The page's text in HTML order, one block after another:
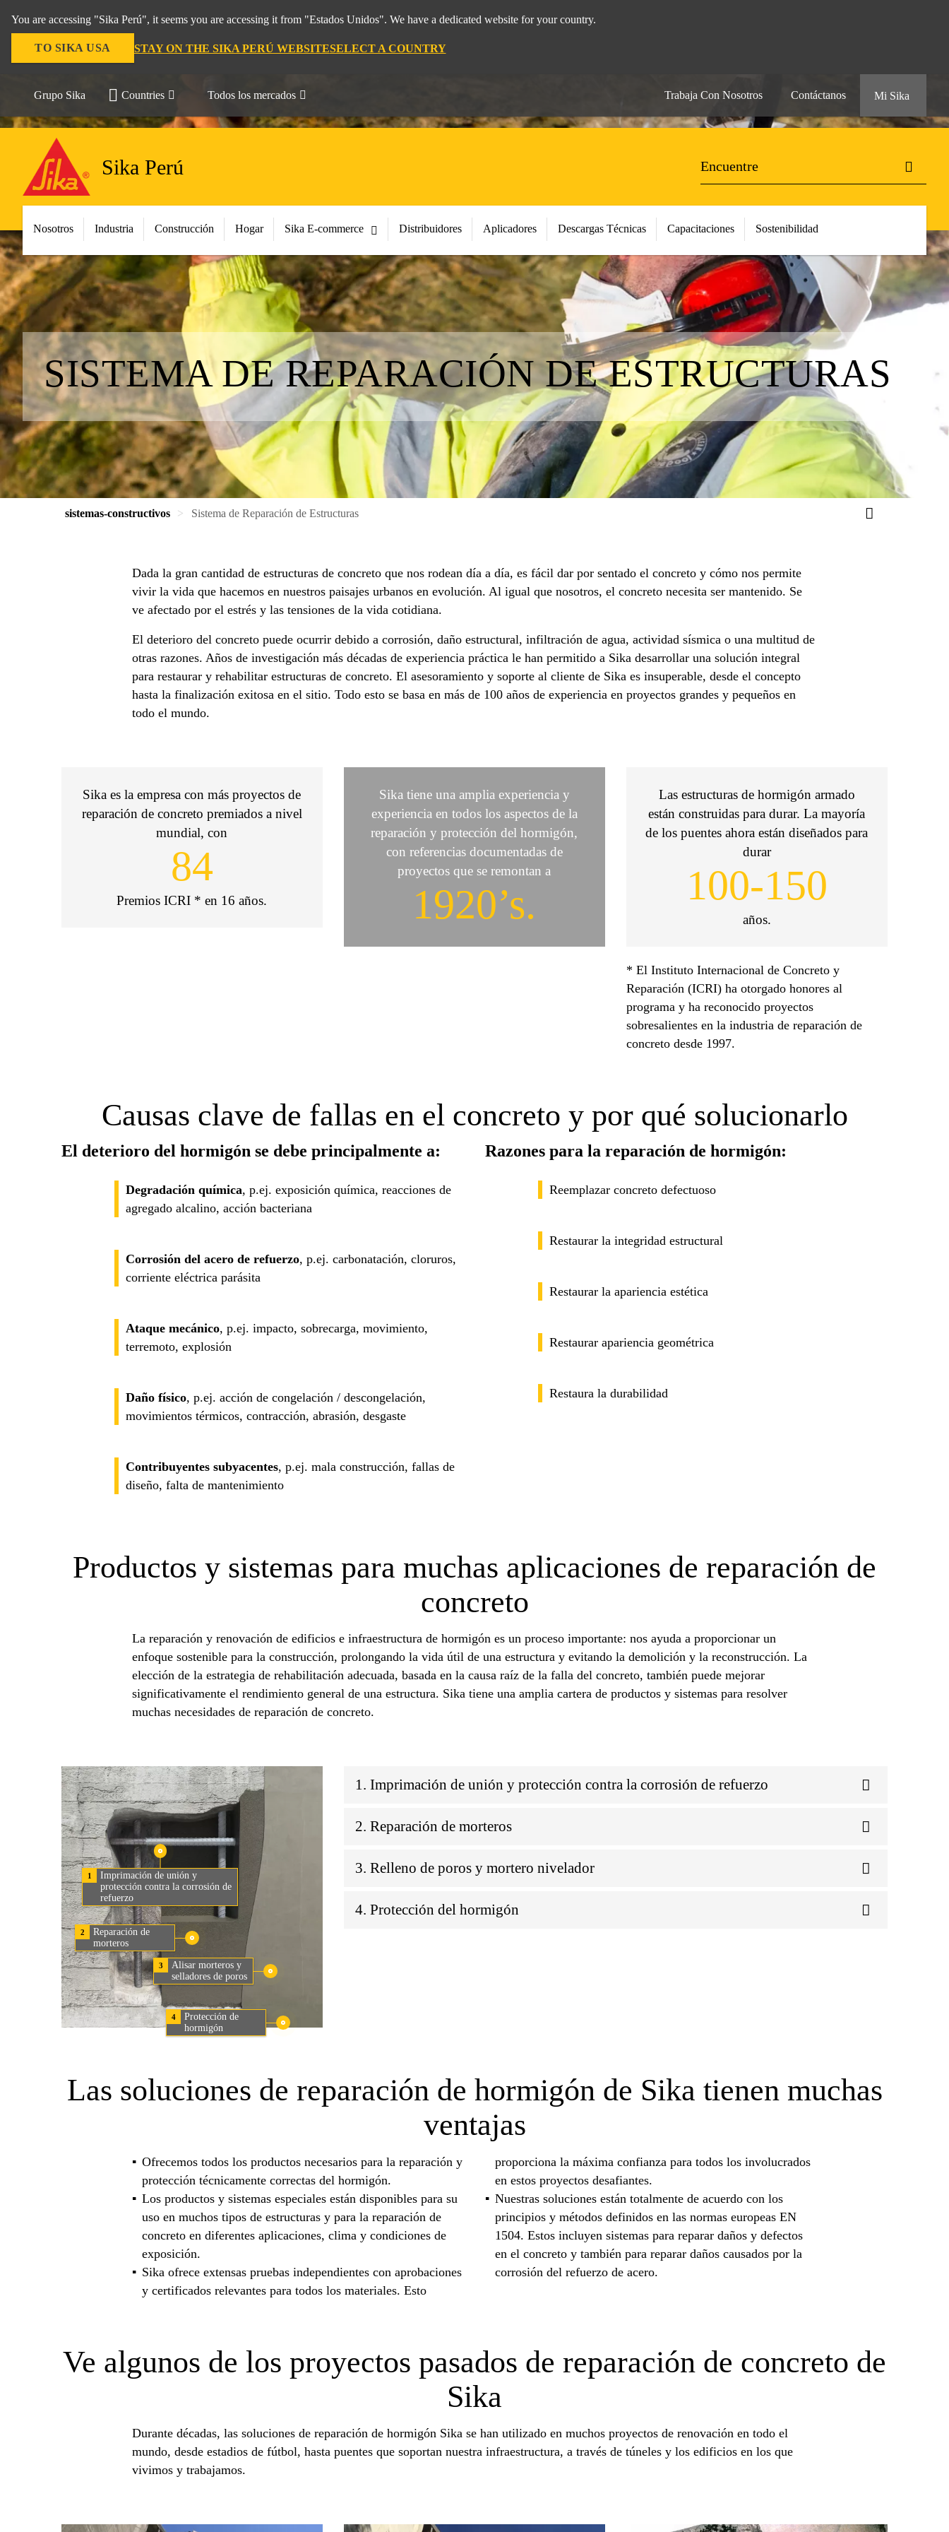
You are accessing "Sika Perú", it seems you are accessing it from "Estados Unidos". We have a dedicated website for your country.
TO SIKA USA STAY ON THE SIKA PERÚ WEBSITESELECT A COUNTRY
Grupo Sika Countries Todos los mercados Trabaja Con Nosotros Contáctanos Mi Sika
Sika Perú
Nosotros Industria Construcción Hogar Sika E-commerce Distribuidores Aplicadores Descargas Técnicas Capacitaciones Sostenibilidad
SISTEMA DE REPARACIÓN DE ESTRUCTURAS
sistemas-constructivos Sistema de Reparación de Estructuras
Dada la gran cantidad de estructuras de concreto que nos rodean día a día, es fácil dar por sentado el concreto y cómo nos permite
vivir la vida que hacemos en nuestros paisajes urbanos en evolución. Al igual que nosotros, el concreto necesita ser mantenido. Se
ve afectado por el estrés y las tensiones de la vida cotidiana.
El deterioro del concreto puede ocurrir debido a corrosión, daño estructural, infiltración de agua, actividad sísmica o una multitud de
otras razones. Años de investigación más décadas de experiencia práctica le han permitido a Sika desarrollar una solución integral
para restaurar y rehabilitar estructuras de concreto. El asesoramiento y soporte al cliente de Sika es insuperable, desde el concepto
hasta la finalización exitosa en el sitio. Todo esto se basa en más de 100 años de experiencia en proyectos grandes y pequeños en
todo el mundo.
Sika es la empresa con más proyectos de
reparación de concreto premiados a nivel
mundial, con
84
Premios ICRI * en 16 años.
Sika tiene una amplia experiencia y
experiencia en todos los aspectos de la
reparación y protección del hormigón,
con referencias documentadas de
proyectos que se remontan a
1920’s.
Las estructuras de hormigón armado
están construidas para durar. La mayoría
de los puentes ahora están diseñados para
durar
100-150
años.
* El Instituto Internacional de Concreto y
Reparación (ICRI) ha otorgado honores al
programa y ha reconocido proyectos
sobresalientes en la industria de reparación de
concreto desde 1997.
Causas clave de fallas en el concreto y por qué solucionarlo
El deterioro del hormigón se debe principalmente a:
Degradación química, p.ej. exposición química, reacciones de
agregado alcalino, acción bacteriana
Corrosión del acero de refuerzo, p.ej. carbonatación, cloruros,
corriente eléctrica parásita
Ataque mecánico, p.ej. impacto, sobrecarga, movimiento,
terremoto, explosión
Daño físico, p.ej. acción de congelación / descongelación,
movimientos térmicos, contracción, abrasión, desgaste
Contribuyentes subyacentes, p.ej. mala construcción, fallas de
diseño, falta de mantenimiento
Razones para la reparación de hormigón:
Reemplazar concreto defectuoso
Restaurar la integridad estructural
Restaurar la apariencia estética
Restaurar apariencia geométrica
Restaura la durabilidad
Productos y sistemas para muchas aplicaciones de reparación de
concreto
La reparación y renovación de edificios e infraestructura de hormigón es un proceso importante: nos ayuda a proporcionar un
enfoque sostenible para la construcción, prolongando la vida útil de una estructura y evitando la demolición y la reconstrucción. La
elección de la estrategia de rehabilitación adecuada, basada en la causa raíz de la falla del concreto, también puede mejorar
significativamente el rendimiento general de una estructura. Sika tiene una amplia cartera de productos y sistemas para resolver
muchas necesidades de reparación de concreto.
1
Imprimación de unión y
protección contra la corrosión de
refuerzo
2
Reparación de
morteros
3
Alisar morteros y
selladores de poros
4
Protección de
hormigón
1. Imprimación de unión y protección contra la corrosión de refuerzo
2. Reparación de morteros
3. Relleno de poros y mortero nivelador
4. Protección del hormigón
Las soluciones de reparación de hormigón de Sika tienen muchas
ventajas
Ofrecemos todos los productos necesarios para la reparación y
protección técnicamente correctas del hormigón.
Los productos y sistemas especiales están disponibles para su
uso en muchos tipos de estructuras y para la reparación de
concreto en diferentes aplicaciones, clima y condiciones de
exposición.
Sika ofrece extensas pruebas independientes con aprobaciones
y certificados relevantes para todos los materiales. Esto
proporciona la máxima confianza para todos los involucrados
en estos proyectos desafiantes.
Nuestras soluciones están totalmente de acuerdo con los
principios y métodos definidos en las normas europeas EN
1504. Estos incluyen sistemas para reparar daños y defectos
en el concreto y también para reparar daños causados ​​por la
corrosión del refuerzo de acero.
Ve algunos de los proyectos pasados ​​de reparación de concreto de
Sika
Durante décadas, las soluciones de reparación de hormigón Sika se han utilizado en muchos proyectos de renovación en todo el
mundo, desde estadios de fútbol, ​​hasta puentes que soportan nuestra infraestructura, a través de túneles y los edificios en los que
vivimos y trabajamos.